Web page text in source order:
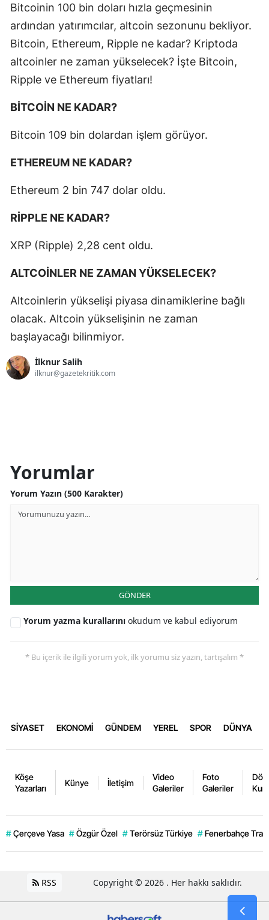
Bitcoinin 100 bin doları hızla geçmesinin
ardından yatırımcılar, altcoin sezonunu bekliyor.
Bitcoin, Ethereum, Ripple ne kadar? Kriptoda
altcoinler ne zaman yükselecek? İşte Bitcoin,
Ripple ve Ethereum fiyatları!
BİTCOİN NE KADAR?
Bitcoin 109 bin dolardan işlem görüyor.
ETHEREUM NE KADAR?
Ethereum 2 bin 747 dolar oldu.
RİPPLE NE KADAR?
XRP (Ripple) 2,28 cent oldu.
ALTCOİNLER NE ZAMAN YÜKSELECEK?
Altcoinlerin yükselişi piyasa dinamiklerine bağlı
olacak. Altcoin yükselişinin ne zaman
başlayacağı bilinmiyor.
İlknur Salih
ilknur@gazetekritik.com
Yorumlar
Yorum Yazın (500 Karakter)
GÖNDER
Yorum yazma kurallarını okudum ve kabul ediyorum
* Bu içerik ile ilgili yorum yok, ilk yorumu siz yazın, tartışalım *
SİYASET EKONOMİ GÜNDEM YEREL SPOR DÜNYA
Köşe
Yazarları
Künye İletişim
Video
Galeriler
Foto
Galeriler
# Çerçeve Yasa # Özgür Özel # Terörsüz Türkiye # Fenerbahçe
RSS Copyright © 2026 . Her hakkı saklıdır.